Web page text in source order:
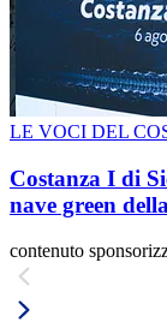
LE VOCI DEL
Costanza I di
nave green
contenuto